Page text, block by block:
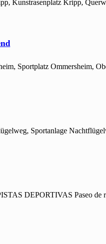
Kunstrasenplatz Kripp,
Sportplatz Ommersheim,
Sportanlage
DEPORTIVAS Paseo de